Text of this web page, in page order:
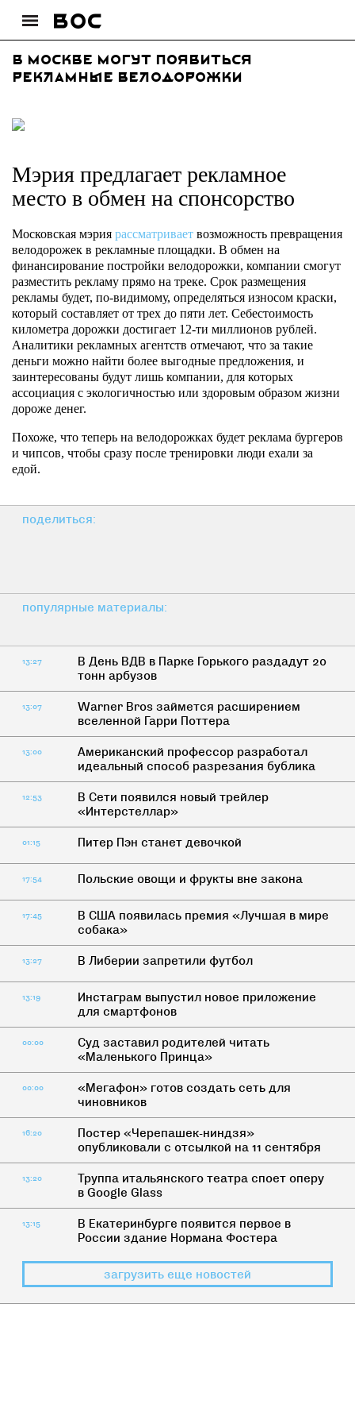
В Москве могут появиться
рекламные велодорожки
Мэрия предлагает рекламное
место в обмен на спонсорство
Московская мэрия рассматривает возможность превращения
велодорожек в рекламные площадки. В обмен на
финансирование постройки велодорожки, компании смогут
разместить рекламу прямо на треке. Срок размещения
рекламы будет, по-видимому, определяться износом краски,
который составляет от трех до пяти лет. Себестоимость
километра дорожки достигает 12-ти миллионов рублей.
Аналитики рекламных агентств отмечают, что за такие
деньги можно найти более выгодные предложения, и
заинтересованы будут лишь компании, для которых
ассоциация с экологичностью или здоровым образом жизни
дороже денег.
Похоже, что теперь на велодорожках будет реклама бургеров
и чипсов, чтобы сразу после тренировки люди ехали за
едой.
поделиться:
популярные материалы:
13:27
В День ВДВ в Парке Горького раздадут 20
тонн арбузов
13:07
Warner Bros займется расширением
вселенной Гарри Поттера
13:00
Американский профессор разработал
идеальный способ разрезания бублика
12:53
В Cети появился новый трейлер
«Интерстеллар»
01:15 Питер Пэн станет девочкой
17:54 Польские овощи и фрукты вне закона
17:45
В США появилась премия «Лучшая в мире
собака»
13:27 В Либерии запретили футбол
13:19
Инстаграм выпустил новое приложение
для смартфонов
00:00
Суд заставил родителей читать
«Маленького Принца»
00:00
«Мегафон» готов создать сеть для
чиновников
16:20
Постер «Черепашек-ниндзя»
опубликовали с отсылкой на 11 сентября
13:20
Труппа итальянского театра споет оперу
в Google Glass
13:15
В Екатеринбурге появится первое в
России здание Нормана Фостера
загрузить еще новостей